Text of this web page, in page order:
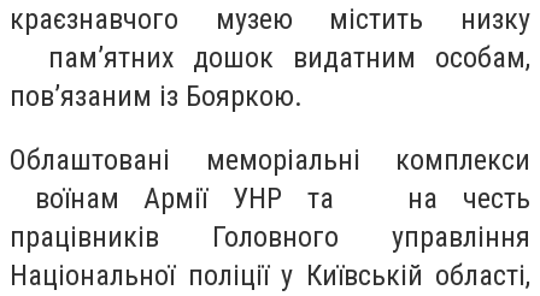
краєзнавчого музею містить низку
пам’ятних дошок видатним особам,
пов’язаним із Бояркою.
Облаштовані меморіальні комплекси
воїнам Армії УНР та на честь
працівників Головного управління
Національної поліції у Київській області,